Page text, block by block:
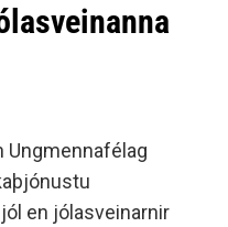
Ungmennafélag
en jólasveinarnir